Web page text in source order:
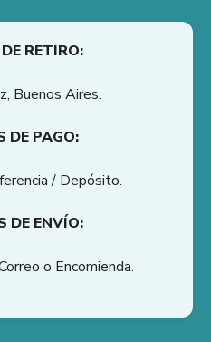
RETIRO:
Buenos Aires.
DE PAGO:
/ Depósito.
DE ENVÍO:
o Encomienda.